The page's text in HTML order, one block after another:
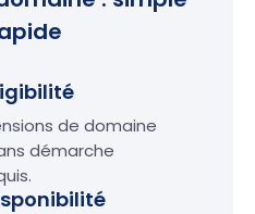
de domaine
démarche